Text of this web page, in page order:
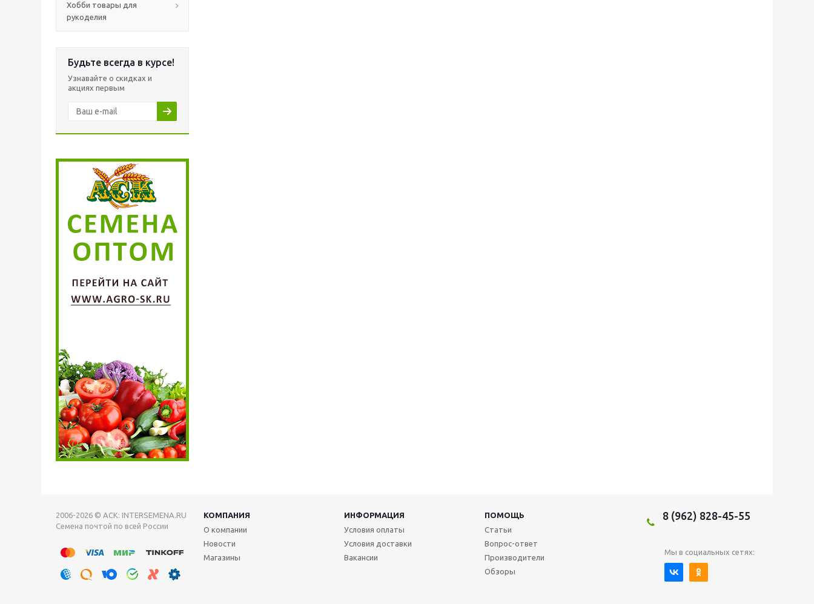
Хобби товары для
рукоделия
Будьте всегда в курсе!
Узнавайте о скидках и
акциях первым
2006-2026 © АСК: INTERSEMENA.RU
Семена почтой по всей России
КОМПАНИЯ ИНФОРМАЦИЯ
ПОМОЩЬ
О компании
Новости
Магазины
Условия оплаты
Условия доставки
Вакансии
Статьи
Вопрос-ответ
Производители
Обзоры
8 (962) 828-45-55
Мы в социальных сетях: